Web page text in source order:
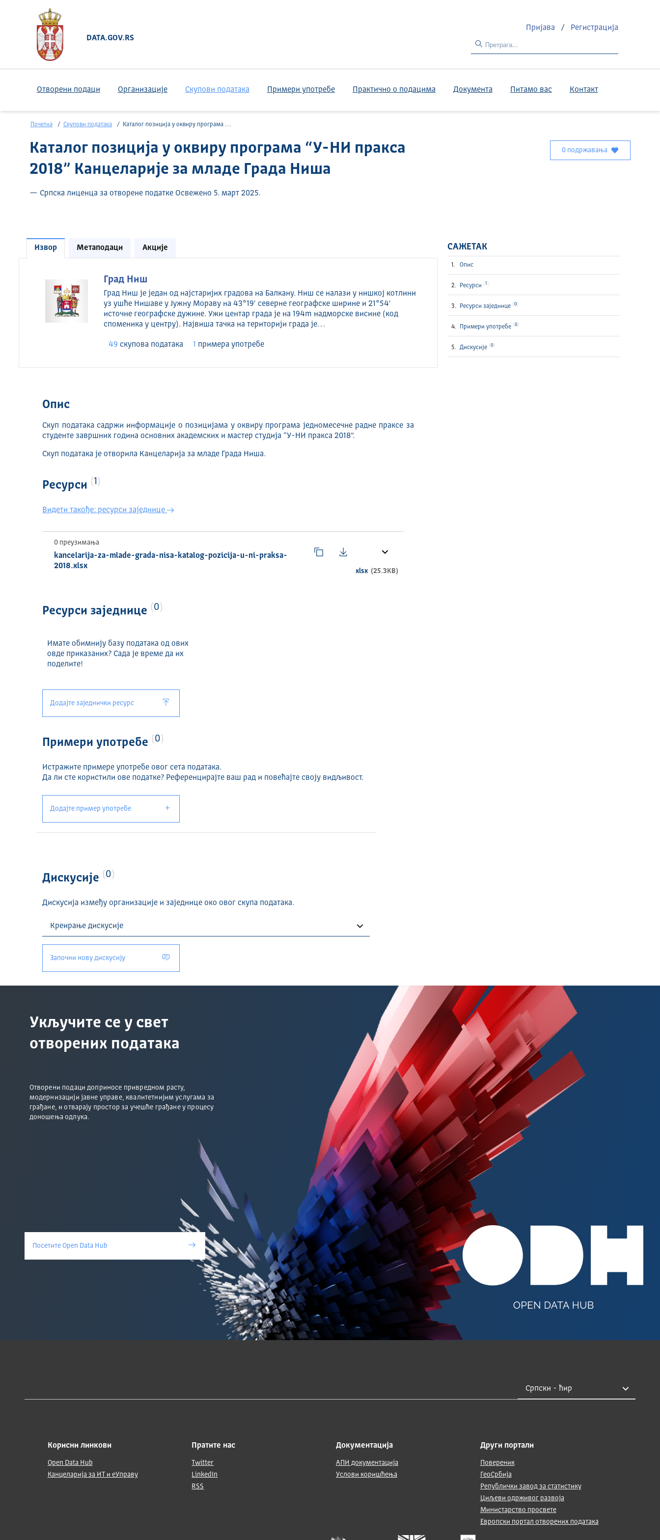
DATA.GOV.RS
Пријава / Регистрација
Отворени подаци Организације Скупови података Примери употребе Практично о подацима Документа Питамо вас Контакт
Почетна Скупови података Каталог позиција у оквиру програма “У-НИ пракса 2018” Канцеларије за младе Града Ниша
Каталог позиција у оквиру програма “У-НИ пракса
2018” Канцеларије за младе Града Ниша
— Српска лиценца за отворене податке Освежено 5. март 2025.
0 подржавања
Извор Метаподаци Акције
Град Ниш
Град Ниш је један од најстаријих градова на Балкану. Ниш се налази у нишкој котлини
уз ушће Нишаве у Јужну Мораву на 43°19′ северне географске ширине и 21°54′
источне географске дужине. Ужи центар града је на 194m надморске висине (код
споменика у центру). Највиша тачка на територији града је…
49 скуповa података 1 примера употребе
Опис
Скуп података садржи информације о позицијама у оквиру програма једномесечне радне праксе за
студенте завршних година основних академских и мастер студија “У-НИ пракса 2018”.
Скуп података је отворила Канцеларија за младе Града Ниша.
Ресурси 1
Видети такође: ресурси заједнице
0 преузимања
kancelarija-za-mlade-grada-nisa-katalog-pozicija-u-ni-praksa-
2018.xlsx
xlsx (25.3KB)
Ресурси заједнице 0
Имате обимнију базу података од ових
овде приказаних? Сада је време да их
поделите!
Додајте заједнички ресурс
Примери употребе 0
Истражите примере употребе овог сета података.
Да ли сте користили ове податке? Референцирајте ваш рад и повећајте своју видљивост.
Додајте пример употребе
Дискусије 0
Дискусија између организације и заједнице око овог скупа података.
Започни нову дискусију
САЖЕТАК
Опис
Ресурси 1
Ресурси заједнице 0
Примери употребе 0
Дискусије 0
Укључите се у свет
отворених података
Отворени подаци доприносе привредном расту,
модернизацији јавне управе, квалитетнијим услугама за
грађане, и отварају простор за учешће грађане у процесу
доношења одлука.
Посетите Open Data Hub
Корисни линкови
Open Data Hub
Канцеларија за ИТ и еУправу
Пратите нас
Twitter
LinkedIn
RSS
Документација
АПИ документација
Услови коришћења
Други портали
Повереник
ГеоСрбија
Републички завод за статистику
Циљеви одрживог развоја
Министарство просвете
Европски портал отворених података